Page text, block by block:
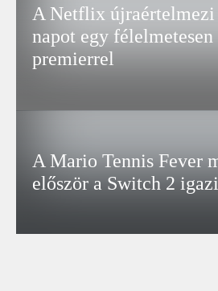
A Netflix újraértelmezi
napot egy
premierrel
A Mario Tennis Fever
először a Switch 2